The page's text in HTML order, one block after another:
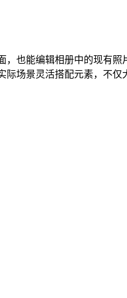
也能编辑相册中的现有
场景灵活搭配元素，不